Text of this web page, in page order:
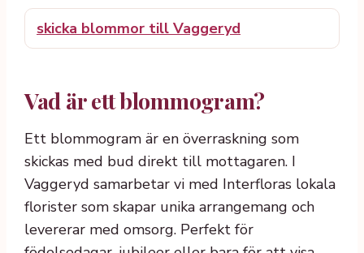
skicka blommor till Vaggeryd
Vad är ett blommogram?
Ett blommogram är en överraskning som
skickas med bud direkt till mottagaren. I
Vaggeryd samarbetar vi med Interfloras lokala
florister som skapar unika arrangemang och
levererar med omsorg. Perfekt för